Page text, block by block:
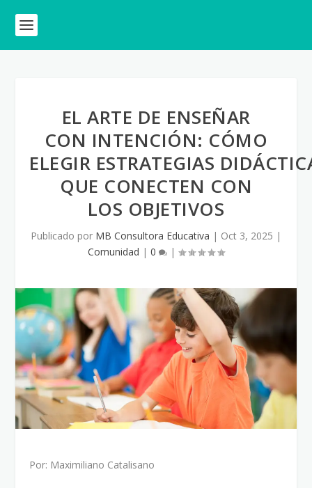
EL ARTE DE ENSEÑAR
CON INTENCIÓN: CÓMO
ELEGIR ESTRATEGIAS
QUE CONECTEN CON
LOS OBJETIVOS
Publicado por MB Consultora Educativa | Oct 3, 2025 |
Comunidad | 0 |
Por: Maximiliano Catalisano